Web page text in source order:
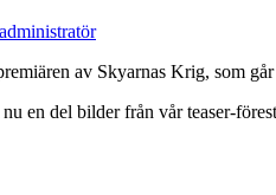
av Skyarnas Krig, som
en del bilder från vår teaser-